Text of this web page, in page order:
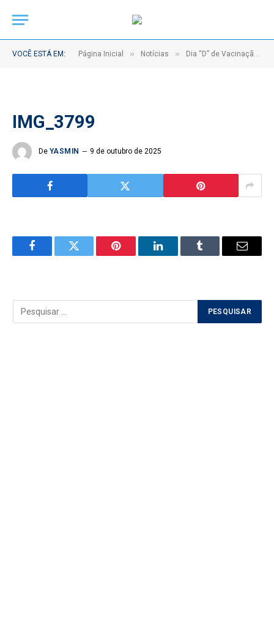
VOCÊ ESTÁ EM: Página Inicial » Notícias » Dia “D” de Vacinação Antirrábica imuniza quase 10 mil animais em Abaetetuba
IMG_3799
De YASMIN 9 de outubro de 2025
FacebookTwitter Pinterest LinkedInTumblr Email